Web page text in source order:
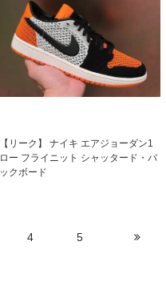
【リーク】 ナイキ エアジョーダン1
ロー フライニット シャッタード・バ
ックボード
4 5